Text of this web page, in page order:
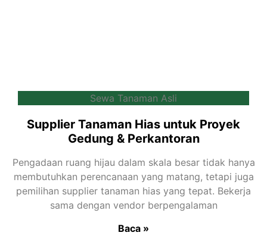
Sewa Tanaman Asli
Supplier Tanaman Hias untuk Proyek
Gedung & Perkantoran
Pengadaan ruang hijau dalam skala besar tidak hanya
membutuhkan perencanaan yang matang, tetapi juga
pemilihan supplier tanaman hias yang tepat. Bekerja
sama dengan vendor berpengalaman
Baca »